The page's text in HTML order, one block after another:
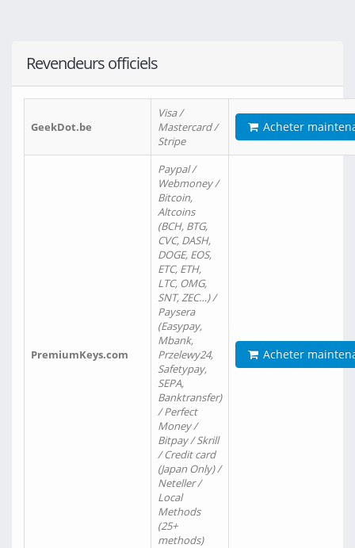
Revendeurs officiels
GeekDot.be
Visa /
Mastercard /
Stripe
Acheter
PremiumKeys.com
Paypal /
Webmoney /
Bitcoin,
Altcoins
(BCH, BTG,
CVC, DASH,
DOGE, EOS,
ETC, ETH,
LTC, OMG,
SNT, ZEC…) /
Paysera
(Easypay,
Mbank,
Przelewy24,
Safetypay,
SEPA,
Banktransfer)
/ Perfect
Money /
Bitpay / Skrill
/ Credit card
(Japan Only) /
Neteller /
Local
Methods
(25+
methods)
Acheter